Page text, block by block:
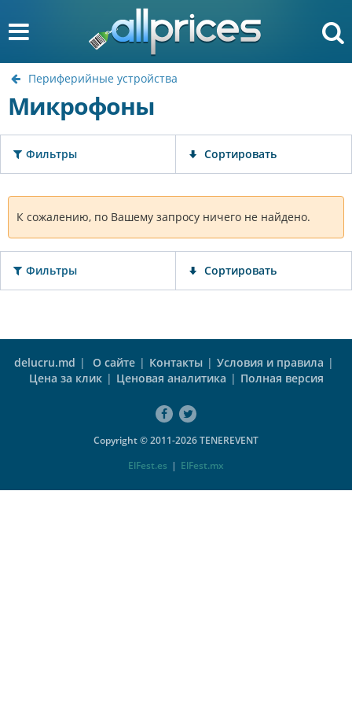
Периферийные устройства
Микрофоны
Фильтры Сортировать
К сожалению, по Вашему запросу ничего не найдено.
Фильтры Сортировать
delucru.md | О сайте | Контакты | Условия и правила |
Цена за клик | Ценовая аналитика | Полная версия
Copyright © 2011-2026 TENEREVENT
ElFest.es | ElFest.mx